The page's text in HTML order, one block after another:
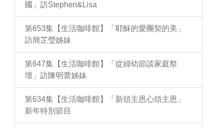
國」訪Stephen&Lisa
第653集【生活咖啡館】「耶穌的愛團契的美」
訪簡芷瑩姊妹
第647集【生活咖啡館】「從婦幼節談家庭祭
壇」訪陳明蕾姊妹
第634集【生活咖啡館】「新頌主恩心頌主恩」
新年特別節目